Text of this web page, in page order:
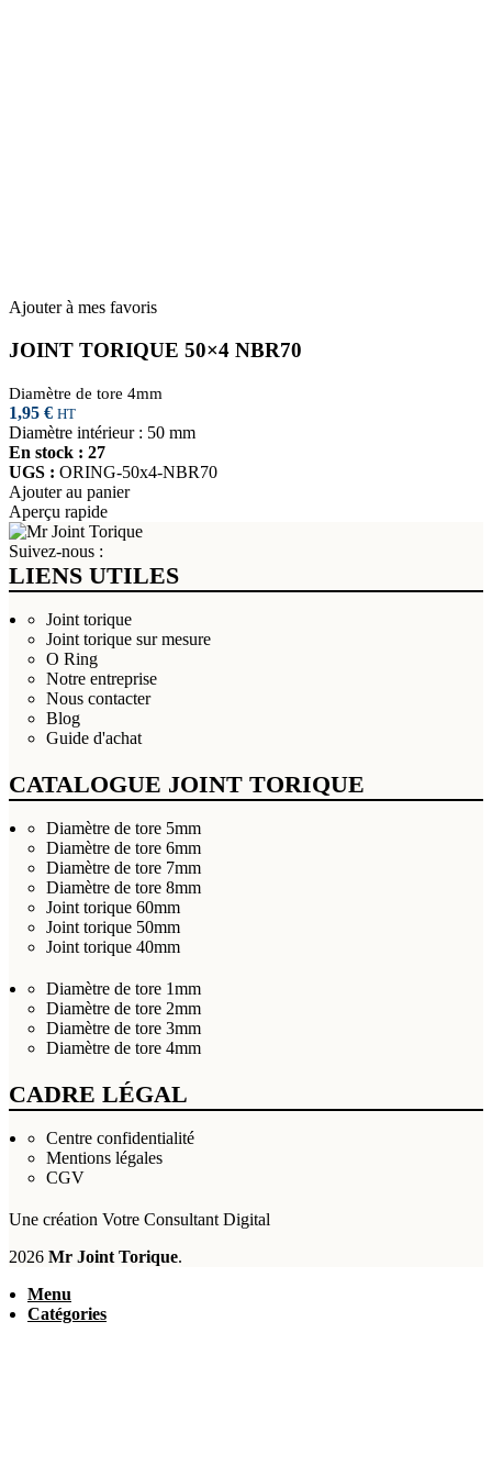
Ajouter à mes favoris
JOINT TORIQUE 50×4 NBR70
Diamètre de tore 4mm
1,95 € HT
Diamètre intérieur : 50 mm
En stock : 27
UGS : ORING-50x4-NBR70
Ajouter au panier
Aperçu rapide
Suivez-nous :
LIENS UTILES
Joint torique
Joint torique sur mesure
O Ring
Notre entreprise
Nous contacter
Blog
Guide d'achat
CATALOGUE JOINT TORIQUE
Diamètre de tore 5mm
Diamètre de tore 6mm
Diamètre de tore 7mm
Diamètre de tore 8mm
Joint torique 60mm
Joint torique 50mm
Joint torique 40mm
Diamètre de tore 1mm
Diamètre de tore 2mm
Diamètre de tore 3mm
Diamètre de tore 4mm
CADRE LÉGAL
Centre confidentialité
Mentions légales
CGV
Une création Votre Consultant Digital
2026 Mr Joint Torique.
Menu
Catégories